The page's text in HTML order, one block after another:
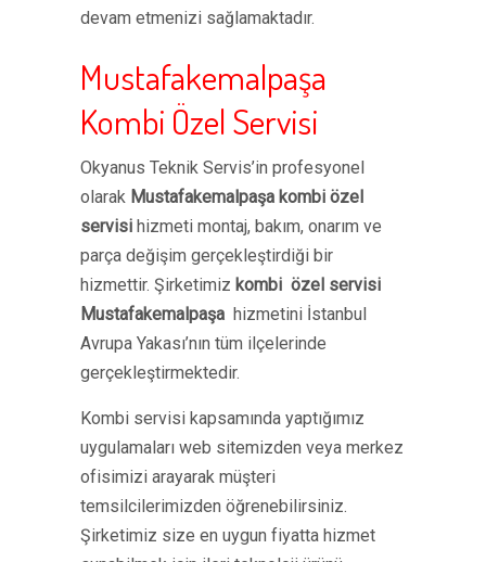
devam etmenizi sağlamaktadır.
Mustafakemalpaşa
Kombi Özel Servisi
Okyanus Teknik Servis’in profesyonel
olarak Mustafakemalpaşa kombi özel
servisi hizmeti montaj, bakım, onarım ve
parça değişim gerçekleştirdiği bir
hizmettir. Şirketimiz kombi özel servisi
Mustafakemalpaşa hizmetini İstanbul
Avrupa Yakası’nın tüm ilçelerinde
gerçekleştirmektedir.
Kombi servisi kapsamında yaptığımız
uygulamaları web sitemizden veya merkez
ofisimizi arayarak müşteri
temsilcilerimizden öğrenebilirsiniz.
Şirketimiz size en uygun fiyatta hizmet